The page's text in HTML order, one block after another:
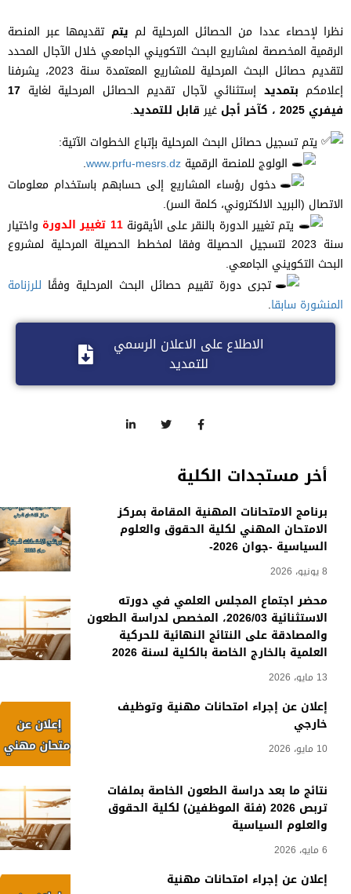
أخر مستجدات الكلية
برنامج الامتحانات المهنية المقامة بمركز
الامتحان المهني لكلية الحقوق والعلوم
السياسية -جوان 2026-
8 يونيو، 2026
محضر اجتماع المجلس العلمي في دورته
الاستثنائية 2026/03، المخصص لدراسة الطعون
والمصادقة على النتائج النهائية للحركية
العلمية بالخارج الخاصة بالكلية لسنة 2026
13 مايو، 2026
إعلان عن إجراء امتحانات مهنية وتوظيف
خارجي
10 مايو، 2026
نتائج ما بعد دراسة الطعون الخاصة بملفات
تربص 2026 (فئة الموظفين) لكلية الحقوق
والعلوم السياسية
6 مايو، 2026
إعلان عن إجراء امتحانات مهنية
نظرالإحصاءعددا من الحصائل المرحلية لم يتم تقديمها عبر المنصة
الرقمية المخصصة لمشاريع البحث التكويني الجامعي خلال الآجال المحدد
لتقديم حصائل البحث المرحلية للمشاريع المعتمدةسنة 2023، يشرفنا
إعلامكم بتمديد إستثنائيلآجال تقديم الحصائل المرحلية لغاية 17
فيفري 2025 ، كآخرأجل غيرقابل للتمديد.
يتم تسجيل حصائل البحث المرحلية بإتباع الخطوات الآتية:
الولوج للمنصة الرقمية www.prfu-mesrs.dz
.
دخول رؤساء المشاريع إلى حسابهم باستخدام معلومات
الاتصال (البريد الالكتروني، كلمة السر).
يتم تغيير الدورة بالنقر على الأيقونة11 تغيير الدورة
واختيار
سنة 2023 لتسجيل الحصيلة وفقا لمخطط الحصيلة المرحلية لمشروع
البحث التكويني الجامعي.
تجرى دورة تقييم حصائل البحث المرحلية وفقًا للرزنامة
المنشورة سابقا.
الاطلاع على الاعلان الرسمي
للتمديد